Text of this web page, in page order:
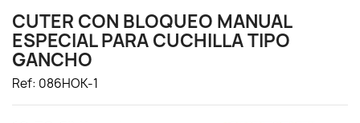
CUTER CON BLOQUEO MANUAL
ESPECIAL PARA CUCHILLA TIPO
GANCHO
Ref: 086HOK-1